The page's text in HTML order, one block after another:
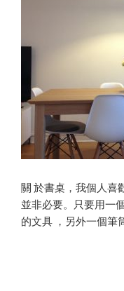
關 於書桌，我個人喜
並非必要。只要用一
的文具 ，另外一個筆